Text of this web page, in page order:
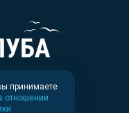
принимаете
отношении